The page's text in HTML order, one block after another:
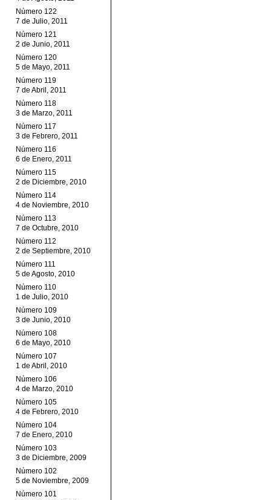
Número 122
7 de Julio, 2011
Número 121
2 de Junio, 2011
Número 120
5 de Mayo, 2011
Número 119
7 de Abril, 2011
Número 118
3 de Marzo, 2011
Número 117
3 de Febrero, 2011
Número 116
6 de Enero, 2011
Número 115
2 de Diciembre, 2010
Número 114
4 de Noviembre, 2010
Número 113
7 de Octubre, 2010
Número 112
2 de Septiembre, 2010
Número 111
5 de Agosto, 2010
Número 110
1 de Julio, 2010
Número 109
3 de Junio, 2010
Número 108
6 de Mayo, 2010
Número 107
1 de Abril, 2010
Número 106
4 de Marzo, 2010
Número 105
4 de Febrero, 2010
Número 104
7 de Enero, 2010
Número 103
3 de Diciembre, 2009
Número 102
5 de Noviembre, 2009
Número 101